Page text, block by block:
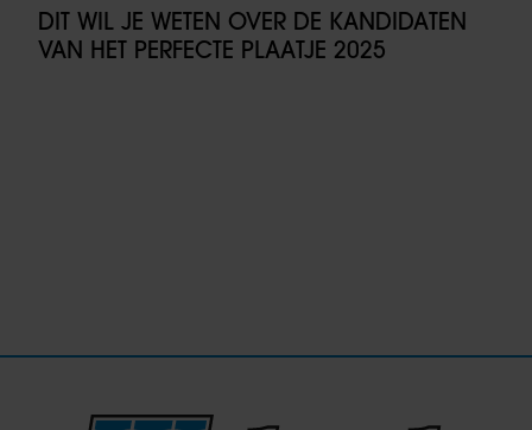
DIT WIL JE WETEN OVER DE KANDIDATEN
VAN HET PERFECTE PLAATJE 2025